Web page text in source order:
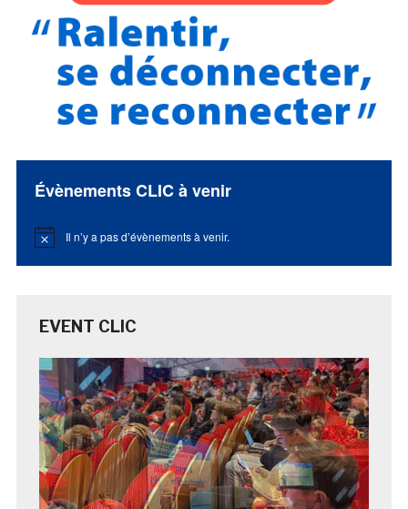
Évènements CLIC à venir
Notice Il n’y a pas d’évènements à venir.
EVENT CLIC